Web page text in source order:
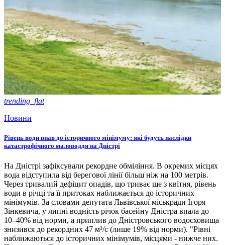
trending_flat
Новини
Рівень води впав до історичного мінімуму: які будуть наслідки
катастрофічного маловоддя на Дністрі
На Дністрі зафіксували рекордне обміління. В окремих місцях
вода відступила від берегової лінії більш ніж на 100 метрів.
Через тривалий дефіцит опадів, що триває ще з квітня, рівень
води в річці та її притоках наближається до історичних
мінімумів. За словами депутата Львівської міськради Ігоря
Зінкевича, у липні водність річок басейну Дністра впала до
10–40% від норми, а приплив до Дністровського водосховища
знизився до рекордних 47 м³/с (лише 19% від норми). "Рівні
наближаються до історичних мінімумів, місцями - нижче них.